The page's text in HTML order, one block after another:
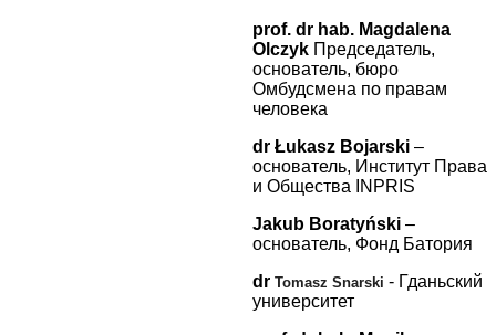
prof. dr hab. Magdalena
Olczyk Председатель,
основатель, бюро
Омбудсмена по правам
человека
dr Łukasz Bojarski –
основатель, Институт Права
и Общества INPRIS
Jakub Boratyński –
основатель, Фонд Батория
dr Tomasz Snarski - Гданьский
университет